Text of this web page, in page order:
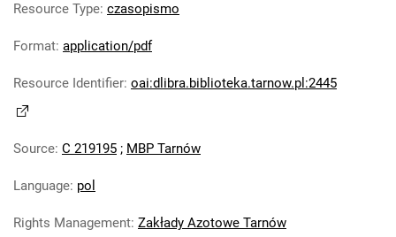
Tarnowskie Azoty : Organ Samorządu
Robotniczego Zakładów Azotowych im.
Tarnowskie Azoty : Organ Samorządu
Tarnowskie Azoty : Organ Samorządu
Robotniczego Zakładów Azotowych im.
Tarnowskie Azoty : Organ Samorządu
Resource Type: czasopismo
Format: application/pdf
Resource Identifier: oai:dlibra.biblioteka.tarnow.pl:2445
Source: C 219195 ; MBP Tarnów
Language: pol
Rights Management: Zakłady Azotowe Tarnów